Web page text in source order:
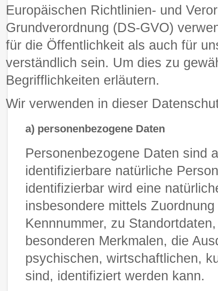
Europäischen Richtlinien- und
Grundverordnung (DS-GVO)
für die Öffentlichkeit als auch für
verständlich sein. Um dies zu
Begrifflichkeiten erläutern.
Wir verwenden in dieser
a) personenbezogene Daten
Personenbezogene Daten sind
identifizierbare natürliche
identifizierbar wird eine
insbesondere mittels
Kennnummer, zu
besonderen Merkmalen, die
psychischen, wirtschaftlichen,
sind, identifiziert werden kann.